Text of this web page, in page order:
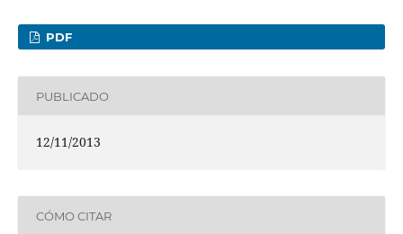
PDF
PUBLICADO
12/11/2013
CÓMO CITAR